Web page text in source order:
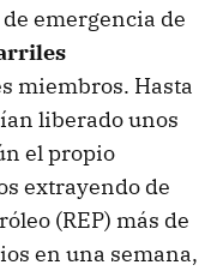
emergencia de
miembros. Hasta
liberado unos
el propio
extrayendo de
(REP) más de
en una semana,